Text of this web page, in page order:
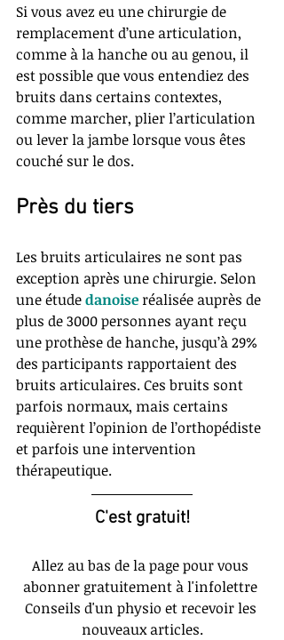
Si vous avez eu une chirurgie de
remplacement d’une articulation,
comme à la hanche ou au genou, il
est possible que vous entendiez des
bruits dans certains contextes,
comme marcher, plier l’articulation
ou lever la jambe lorsque vous êtes
couché sur le dos.
Près du tiers
Les bruits articulaires ne sont pas
exception après une chirurgie. Selon
une étude danoise réalisée auprès de
plus de 3000 personnes ayant reçu
une prothèse de hanche, jusqu’à 29%
des participants rapportaient des
bruits articulaires. Ces bruits sont
parfois normaux, mais certains
requièrent l’opinion de l’orthopédiste
et parfois une intervention
thérapeutique.
C'est gratuit!
Allez au bas de la page pour vous
abonner gratuitement à l'infolettre
Conseils d'un physio et recevoir les
nouveaux articles.